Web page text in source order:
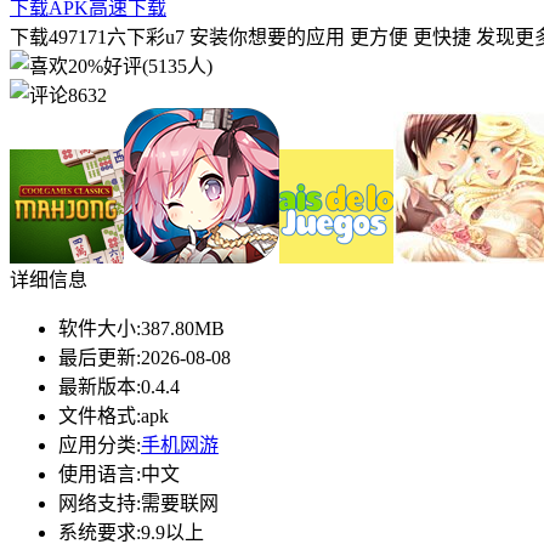
下载APK高速下载
下载497171六下彩u7 安装你想要的应用 更方便 更快捷 发现更
20%好评(5135人)
8632
详细信息
软件大小:387.80MB
最后更新:2026-08-08
最新版本:0.4.4
文件格式:apk
应用分类:手机网游
使用语言:中文
网络支持:需要联网
系统要求:9.9以上